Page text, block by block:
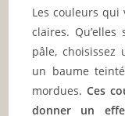
Les couleurs qui
claires.
pâle,
un baume
mordues.Ces
donner un